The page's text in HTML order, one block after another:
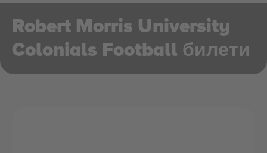
Robert Morris University
Colonials Football билети